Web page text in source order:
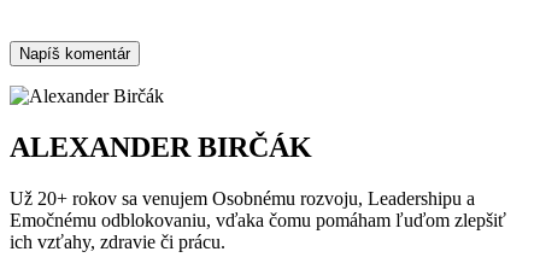
ALEXANDER BIRČÁK
Už 20+ rokov sa venujem Osobnému rozvoju, Leadershipu a
Emočnému odblokovaniu, vďaka čomu pomáham ľuďom zlepšiť
ich vzťahy, zdravie či prácu.